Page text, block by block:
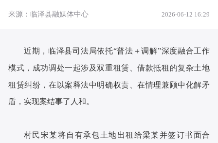
来源：临泽县融媒体中心 2026-06-12 16:29
近期，临泽县司法局依托“普法＋调解”深度融合工作
模式，成功调处一起涉及双重租赁、借款抵租的复杂土地
租赁纠纷，在以案释法中明确权责、在情理兼顾中化解矛
盾，实现案结事了人和。
村民宋某将自有承包土地出租给梁某并签订书面合